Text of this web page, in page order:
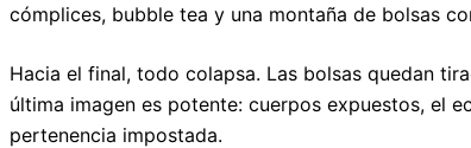
cómplices, bubble tea y una montaña de bolsas
Hacia el final, todo colapsa. Las bolsas quedan
última imagen es potente: cuerpos expuestos, el
pertenencia impostada.